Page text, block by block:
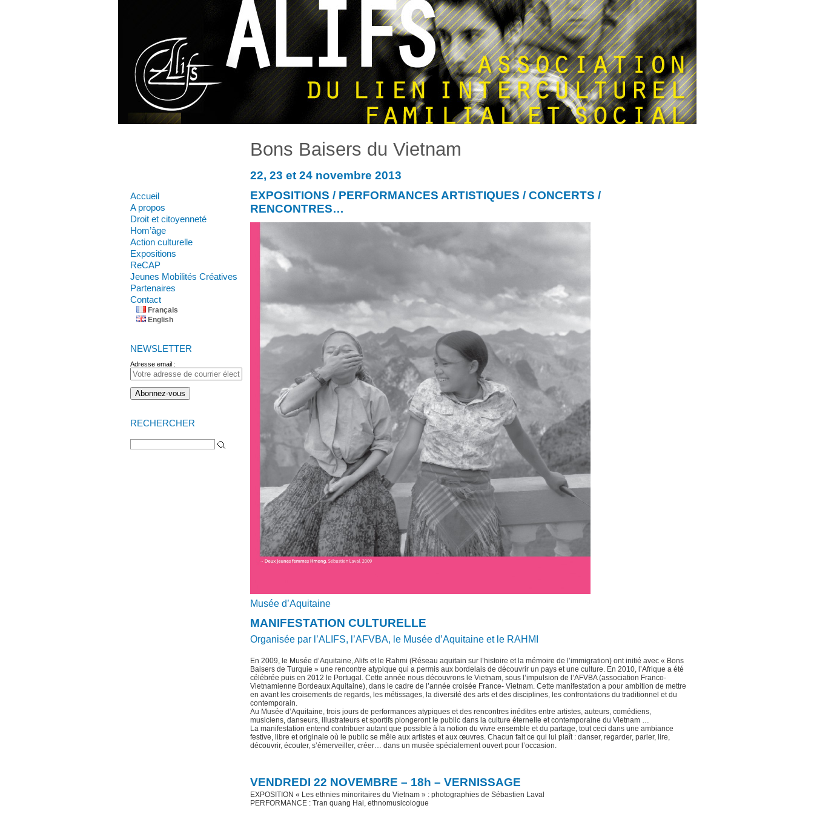
Accueil
A propos
Droit et citoyenneté
Hom’âge
Action culturelle
Expositions
ReCAP
Jeunes Mobilités Créatives
Partenaires
Contact
Français
English
NEWSLETTER
Adresse email :
RECHERCHER
Rechercher :
Bons Baisers du Vietnam
22, 23 et 24 novembre 2013
EXPOSITIONS / PERFORMANCES ARTISTIQUES / CONCERTS /
RENCONTRES…
Musée d’Aquitaine
MANIFESTATION CULTURELLE
Organisée par l’ALIFS, l’AFVBA, le Musée d’Aquitaine et le RAHMI
En 2009, le Musée d’Aquitaine, Alifs et le Rahmi (Réseau aquitain sur l’histoire et la mémoire de l’immigration) ont initié avec « Bons
Baisers de Turquie » une rencontre atypique qui a permis aux bordelais de découvrir un pays et une culture. En 2010, l’Afrique a été
célébrée puis en 2012 le Portugal. Cette année nous découvrons le Vietnam, sous l’impulsion de l’AFVBA (association Franco-
Vietnamienne Bordeaux Aquitaine), dans le cadre de l’année croisée France- Vietnam. Cette manifestation a pour ambition de mettre
en avant les croisements de regards, les métissages, la diversité des arts et des disciplines, les confrontations du traditionnel et du
contemporain.
Au Musée d’Aquitaine, trois jours de performances atypiques et des rencontres inédites entre artistes, auteurs, comédiens,
musiciens, danseurs, illustrateurs et sportifs plongeront le public dans la culture éternelle et contemporaine du Vietnam …
La manifestation entend contribuer autant que possible à la notion du vivre ensemble et du partage, tout ceci dans une ambiance
festive, libre et originale où le public se mêle aux artistes et aux œuvres. Chacun fait ce qui lui plaît : danser, regarder, parler, lire,
découvrir, écouter, s’émerveiller, créer… dans un musée spécialement ouvert pour l’occasion.
VENDREDI 22 NOVEMBRE – 18h – VERNISSAGE
EXPOSITION « Les ethnies minoritaires du Vietnam » : photographies de Sébastien Laval
PERFORMANCE : Tran quang Hai, ethnomusicologue